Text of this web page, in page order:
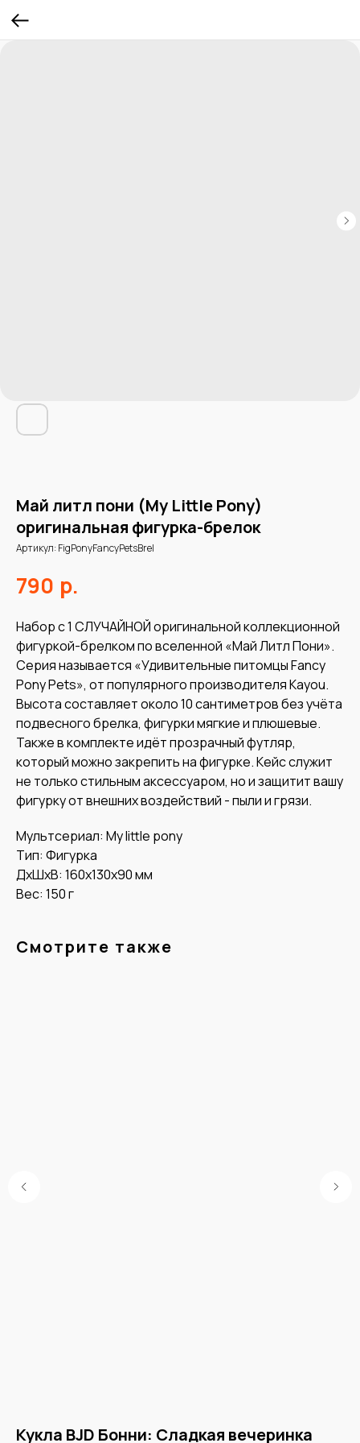
Май литл пони (My Little Pony)
оригинальная фигурка-брелок
Артикул:FigPonyFancyPetsBrel
790 р.
Набор с 1 СЛУЧАЙНОЙ оригинальной коллекционной
фигуркой-брелком по вселенной «Май Литл Пони».
Серия называется «Удивительные питомцы Fancy
Pony Pets», от популярного производителя Kayou.
Высота составляет около 10 сантиметров без учёта
подвесного брелка, фигурки мягкие и плюшевые.
Также в комплекте идёт прозрачный футляр,
который можно закрепить на фигурке. Кейс служит
не только стильным аксессуаром, но и защитит вашу
фигурку от внешних воздействий - пыли и грязи.
Мультсериал: My little pony
Тип: Фигурка
ДxШxВ: 160x130x90 мм
Вес: 150 г
Смотрите также
Кукла BJD Бонни: Сладкая вечеринка